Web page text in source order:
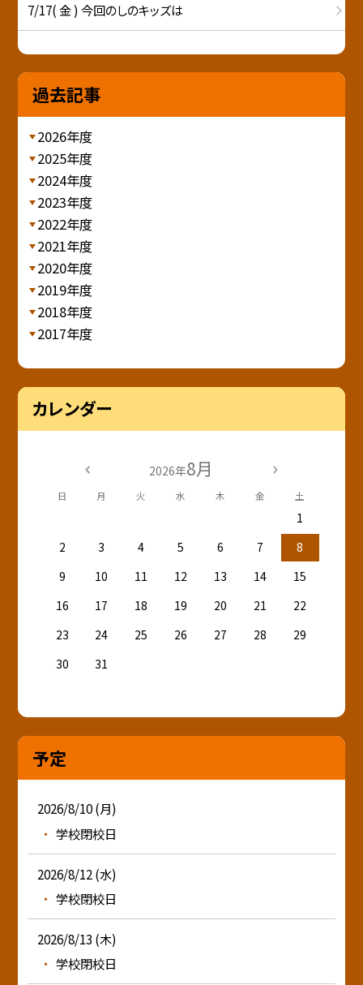
7/17( 金 ) 今回のしのキッズは
過去記事
2026年度
2025年度
2024年度
2023年度
2022年度
2021年度
2020年度
2019年度
2018年度
2017年度
カレンダー
2026年8月
日 月 火 水 木 金 土
1
2
3 4 5 6 7
8
9
10 11 12 13 14
15
16
17 18 19 20 21
22
23
24 25 26 27 28
29
30
31
予定
2026/8/10 (月)
学校閉校日
2026/8/12 (水)
学校閉校日
2026/8/13 (木)
学校閉校日